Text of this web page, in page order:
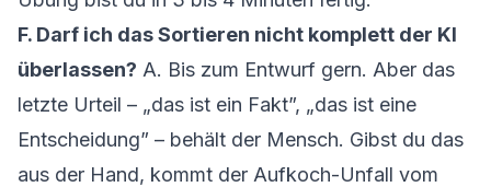
F. Darf ich das Sortieren nicht komplett der KI
überlassen? A. Bis zum Entwurf gern. Aber das
letzte Urteil – „das ist ein Fakt”, „das ist eine
Entscheidung” – behält der Mensch. Gibst du das
aus der Hand, kommt der Aufkoch-Unfall vom